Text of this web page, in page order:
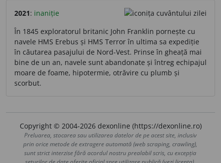
2021: inaniție
În 1845 exploratorul britanic John Franklin pornește cu
navele HMS Erebus și HMS Terror în ultima sa expediție
în căutarea pasajului de Nord-Vest. Prinse în gheață mai
bine de un an, navele sunt abandonate și întreg echipajul
moare de foame, hipotermie, otrăvire cu plumb și
scorbut.
Copyright © 2004-2026 dexonline (https://dexonline.ro)
Preluarea, stocarea sau utilizarea datelor de pe acest site, inclusiv
prin orice metode de extragere automată (web scraping, crawling),
sunt strict interzise fără acordul nostru prealabil scris, cu excepția